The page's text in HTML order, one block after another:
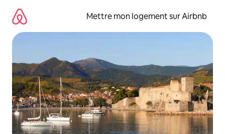
directement
contenu
Mettre mon logement sur Airbnb